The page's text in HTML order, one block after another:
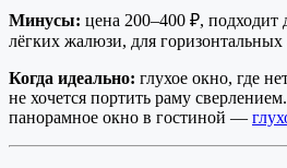
Минусы: цена 200–400 ₽,
лёгких жалюзи, для
Когда идеально: глухое окно, где
не хочется портить раму
панорамное окно в гостиной —